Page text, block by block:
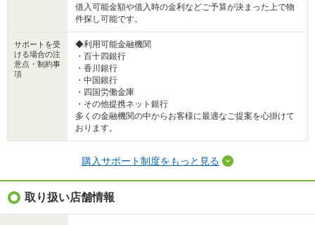
借入可能金額や借入時の金利などご予算が決まった上で物
件探し可能です。
サポートを受
ける場合の注
意点・制約事
項
◆利用可能金融機関
・百十四銀行
・香川銀行
・中国銀行
・四国労働金庫
・その他提携ネット銀行
多くの金融機関の中からお客様に最適なご提案を心掛けて
おります。
購入サポート制度をもっと見る
取り扱い店舗情報